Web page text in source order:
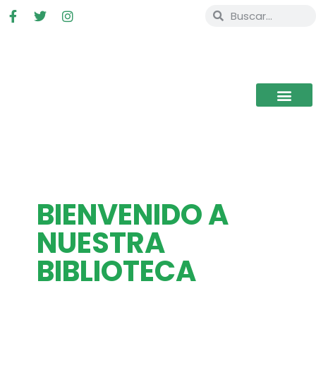
BIENVENIDO A
NUESTRA
BIBLIOTECA